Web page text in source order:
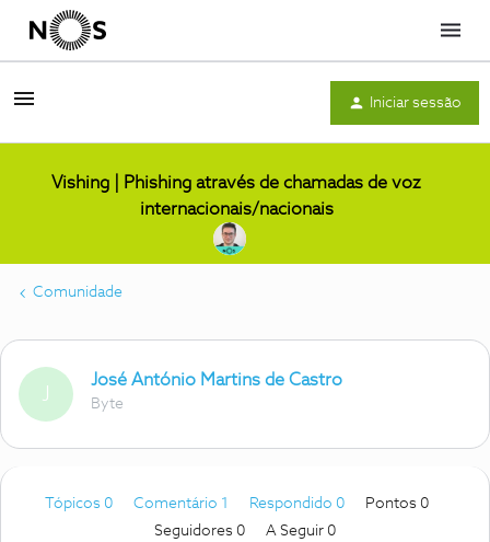
Menu
Iniciar sessão
Vishing | Phishing através de chamadas de voz
internacionais/nacionais
Comunidade
J
José António Martins de Castro
Byte
Tópicos 0 Comentário 1 Respondido 0
Pontos 0
Seguidores 0 A Seguir 0